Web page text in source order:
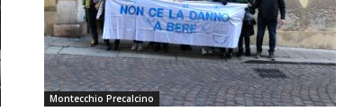
Montecchio Precalcino